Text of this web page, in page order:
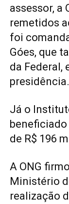
assessor, a
remetidos
foi
Góes, que
da Federal,
presidência.
Já o
de R$ 196
A ONG
Ministério
realização